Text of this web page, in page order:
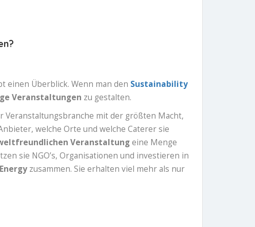
einen Überblick. Wenn man den Sustainability
Veranstaltungen zu gestalten.
Veranstaltungsbranche mit der größten Macht,
welche Orte und welche Caterer sie
Veranstaltungeine Menge
sie NGO’s, Organisationen und investieren in
zusammen. Sie erhalten viel mehr als nur